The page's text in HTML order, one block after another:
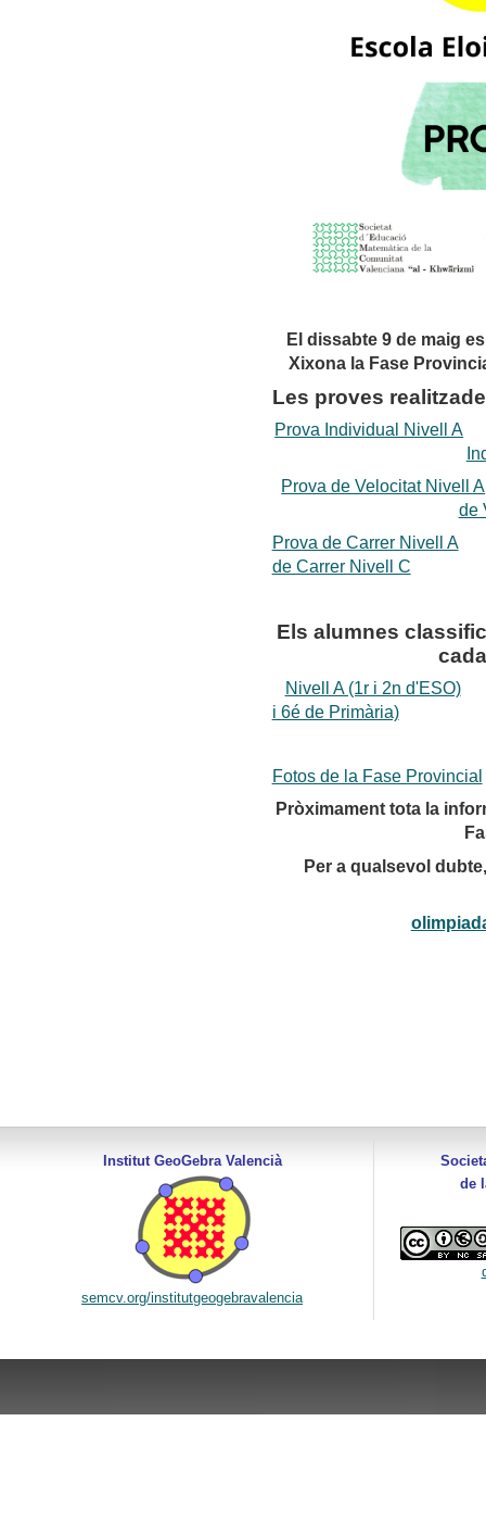
El dissabte 9 de maig
Xixona la Fase
Les proves
Prova Individual Nivell A
Prova de Velocitat Nivell A
de
Prova de Carrer Nivell A
de Carrer Nivell C
Els alumnes
Nivell A (1r i 2n d'ESO)
i 6é de Primària)
Fotos de la Fase Provincial
Pròximament tota la
Per a qualsevol
Institut GeoGebra Valencià
semcv.org/institutgeogebravalencia
de